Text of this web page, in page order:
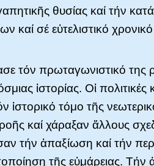
θυσίας καί τήν
καί σέ εὐτελιστικό
τόν πρωταγωνιστικό της
ἱστορίας. Οἱ πολιτικές
ἱστορικό τόμο τῆς
καί χάραξαν ἄλλους
τήν ἀπαξίωση καί τήν
τῆς εὐμάρειας.